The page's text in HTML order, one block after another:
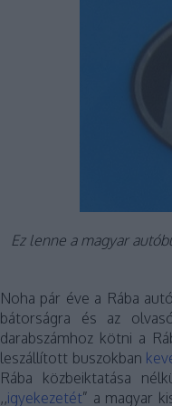
Ez lenne a magyar
Noha pár éve a Rába
bátorságra és az
darabszámhoz kötni a
leszállított buszokban
Rába közbeiktatása
,,igyekezetét” a magyar